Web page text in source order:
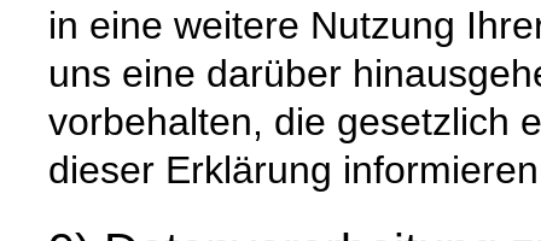
in eine weitere Nutzung
uns eine darüber
vorbehalten, die gesetzlich
dieser Erklärung